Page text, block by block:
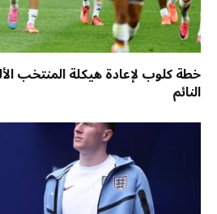
خطة كلوب لإعادة هيكلة المنتخب
النائم